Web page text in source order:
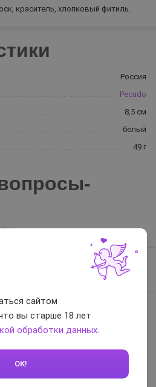
краситель, хлопковый фитиль.
Россия
Pecado
8,5 см
белый
49 г
0 / 5
отзыв
сайтом
вы старше 18 лет
обработки данных.
OK!